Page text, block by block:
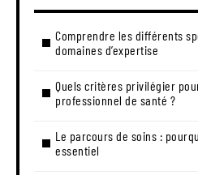
Comprendre les différents
domaines d’expertise
Quels critères privilégier
professionnel de santé ?
Le parcours de soins :
essentiel